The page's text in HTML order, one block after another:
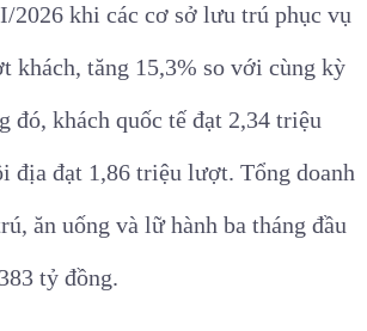
2026 khi các cơ sở lưu trú phục vụ
khách, tăng 15,3% so với cùng kỳ
đó, khách quốc tế đạt 2,34 triệu
địa đạt 1,86 triệu lượt. Tổng doanh
ăn uống và lữ hành ba tháng đầu
tỷ đồng.